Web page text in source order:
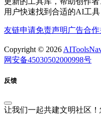
用户快速找到合适的AI工具
友链申请免责声明 广告合作
Copyright © 2026
网安备45030502000998号
反馈
让我们一起共建文明社区！